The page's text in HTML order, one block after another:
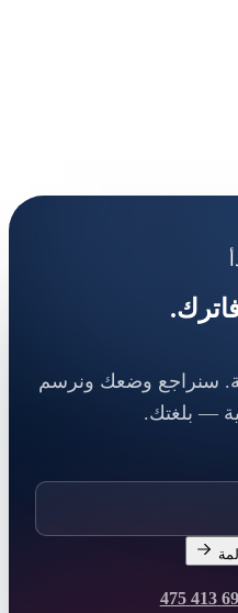
سنراجع وضعك ونرسم
— بلغتك.